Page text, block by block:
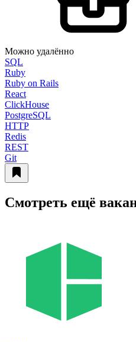
Можно удалённо
SQL
Ruby
Ruby on Rails
React
ClickHouse
PostgreSQL
HTTP
Redis
REST
Git
Смотреть ещё